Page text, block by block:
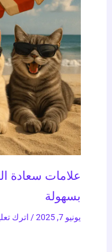
بسهولة
يونيو 7, 2025 /اترك تعليقاً